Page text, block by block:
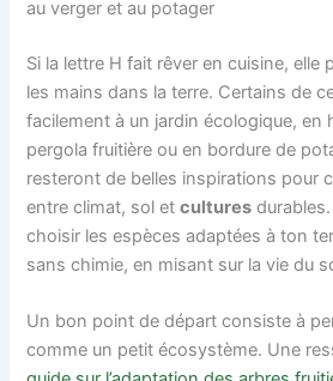
au verger et au potager
Si la lettre H fait rêver en cuisine, elle
les mains dans la terre. Certains de
facilement à un jardin écologique, en
pergola fruitière ou en bordure de
resteront de belles inspirations pour
entre climat, sol etcultures durables.
choisir les espèces adaptées à ton
sans chimie, en misant sur la vie du
Un bon point de départ consiste à
comme un petit écosystème. Une